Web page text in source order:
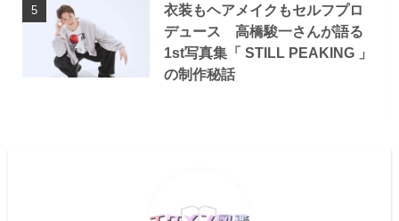
衣装もヘアメイクもセルフプロ
デュース 高橋駿一さんが語る
1st写真集「 STILL PEAKING 」
の制作秘話